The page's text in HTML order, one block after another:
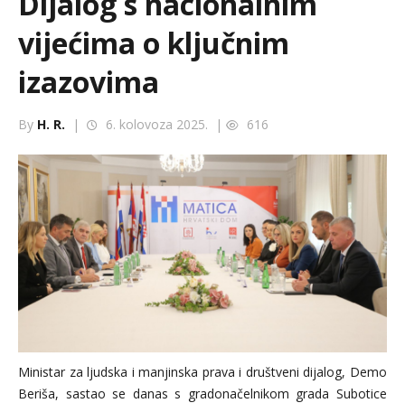
vijećima o ključnim
izazovima
By H. R. | 6. kolovoza 2025. | 616
Ministar za ljudska i manjinska prava i društveni dijalog, Demo
Beriša, sastao se danas s gradonačelnikom grada Subotice